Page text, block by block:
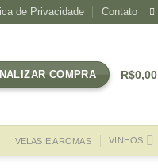
de Privacidade Contato
COMPRA R$0,00
VELAS E AROMAS VINHOS